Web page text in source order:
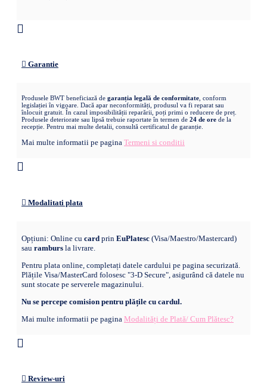
Garantie
Produsele BWT beneficiază de garanția legală de conformitate , conform
legislației în vigoare. Dacă apar neconformități, produsul va fi reparat sau
înlocuit gratuit. În cazul imposibilității reparării, poți primi o reducere de preț.
Produsele deteriorate sau lipsă trebuie raportate în termen de 24 de ore de la
recepție. Pentru mai multe detalii, consultă certificatul de garanție.
Mai multe informatii pe pagina Termeni si conditii
Modalitati plata
Opțiuni: Online cu card prin EuPlatesc (Visa/Maestro/Mastercard)
sau ramburs la livrare.
Pentru plata online, completați datele cardului pe pagina securizată.
Plățile Visa/MasterCard folosesc "3-D Secure", asigurând că datele nu
sunt stocate pe serverele magazinului.
Nu se percepe comision pentru plățile cu cardul.
Mai multe informatii pe pagina Modalități de Plată/ Cum Plătesc?
Review-uri